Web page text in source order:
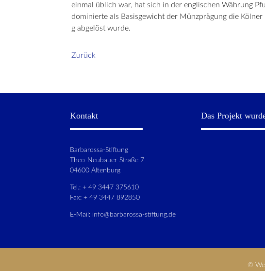
einmal üblich war, hat sich in der englischen Währung
dominierte als Basisgewicht der Münzprägung die
g abgelöst wurde.
Zurück
Kontakt
Barbarossa-Stiftung
Theo-Neubauer-Straße 7
04600 Altenburg
Tel.: + 49 3447 375610
Fax: + 49 3447 892850
E-Mail: info@barbarossa-stiftung.de
Das Projekt
©